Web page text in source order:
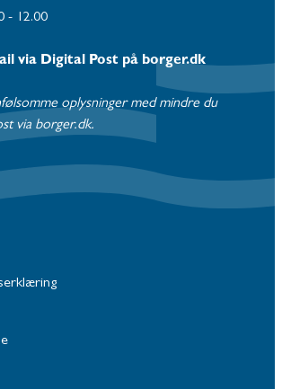
- 12.00
via Digital Post på borger.dk
oplysninger med mindre du
via borger.dk.